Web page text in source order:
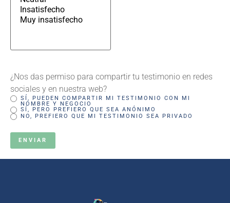
¿Nos das permiso para compartir tu testimonio en redes
sociales y en nuestra web?
SÍ, PUEDEN COMPARTIR MI TESTIMONIO CON MI
NOMBRE Y NEGOCIO
SÍ, PERO PREFIERO QUE SEA ANÓNIMO
NO, PREFIERO QUE MI TESTIMONIO SEA PRIVADO